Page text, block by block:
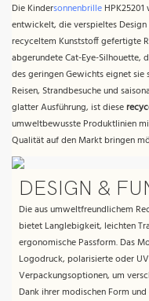
Die Kindersonnenbrille
entwickelt, die verspieltes
recyceltem Kunststoff gefertigte
abgerundete Cat-Eye-Silhouette,
des geringen Gewichts eignet
Reisen, Strandbesuche und
glatter Ausführung, ist diese
umweltbewusste Produktlinien
Qualität auf den Markt bringen
DESIGN &
Die aus umweltfreundlichem
bietet Langlebigkeit, leichten
ergonomische Passform. Das
Logodruck, polarisierte oder
Verpackungsoptionen, um
Dank ihrer modischen Form